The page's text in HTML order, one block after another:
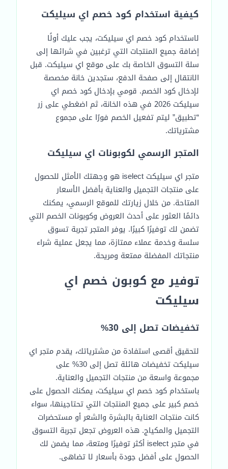
كيفية استخدام كود خصم اي سيليكت
لاستخدام كود خصم اي سيليكت، يجب عليك أولًا
إضافة جميع المنتجات التي ترغبين في شرائها إلى
سلة التسوق الخاصة بك على موقع اي سيليكت. قبل
الانتقال إلى صفحة الدفع، ستجدين خانة مخصصة
لإدخال كود الخصم. قومي بإدخال كود خصم اي
سيليكت 2026 في هذه الخانة، ثم اضغطي على زر
“تطبيق” ليتم تفعيل الخصم فورًا على مجموع
مشترياتك.
المتجر الرسمي لكوبونات اي سيليكت
متجر اي سيليكت iselect هو وجهتك الأمثل للحصول
على منتجات التجميل والعناية بأفضل الأسعار
المتاحة. من خلال زيارتك للموقع الرسمي، يمكنك
دائمًا العثور على أحدث العروض وكوبونات الخصم التي
تضمن لك توفيرًا كبيرًا. يوفر المتجر تجربة تسوق
سلسة وخدمة عملاء ممتازة، مما يجعل عملية شراء
منتجاتك المفضلة ممتعة ومريحة.
توفير مع كوبون خصم اي
سيليكت
تخفيضات تصل إلى 30%
لتحقيق أقصى استفادة من مشترياتك، يقدم متجر اي
سيليكت تخفيضات هائلة تصل إلى 30% على
مجموعة واسعة من منتجات التجميل والعناية.
باستخدام كود خصم اي سيليكت، يمكنك الحصول على
خصم كبير على جميع المنتجات التي تحتاجينها، سواء
كانت منتجات العناية بالبشرة والشعر أو مستحضرات
التجميل والمكياج. هذه العروض تجعل تجربة التسوق
في متجر iselect أكثر توفيرًا ومتعة، مما يضمن لك
الحصول على أفضل جودة بأسعار لا تضاهى.